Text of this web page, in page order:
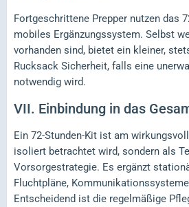
Fortgeschrittene Prepper nutzen das
mobiles Ergänzungssystem. Selbst
vorhanden sind, bietet ein kleiner,
Rucksack Sicherheit, falls eine
notwendig wird.
VII. Einbindung in das
Ein 72-Stunden-Kit ist am
isoliert betrachtet wird, sondern als
Vorsorgestrategie. Es ergänzt
Fluchtpläne,
Entscheidend ist die regelmäßige